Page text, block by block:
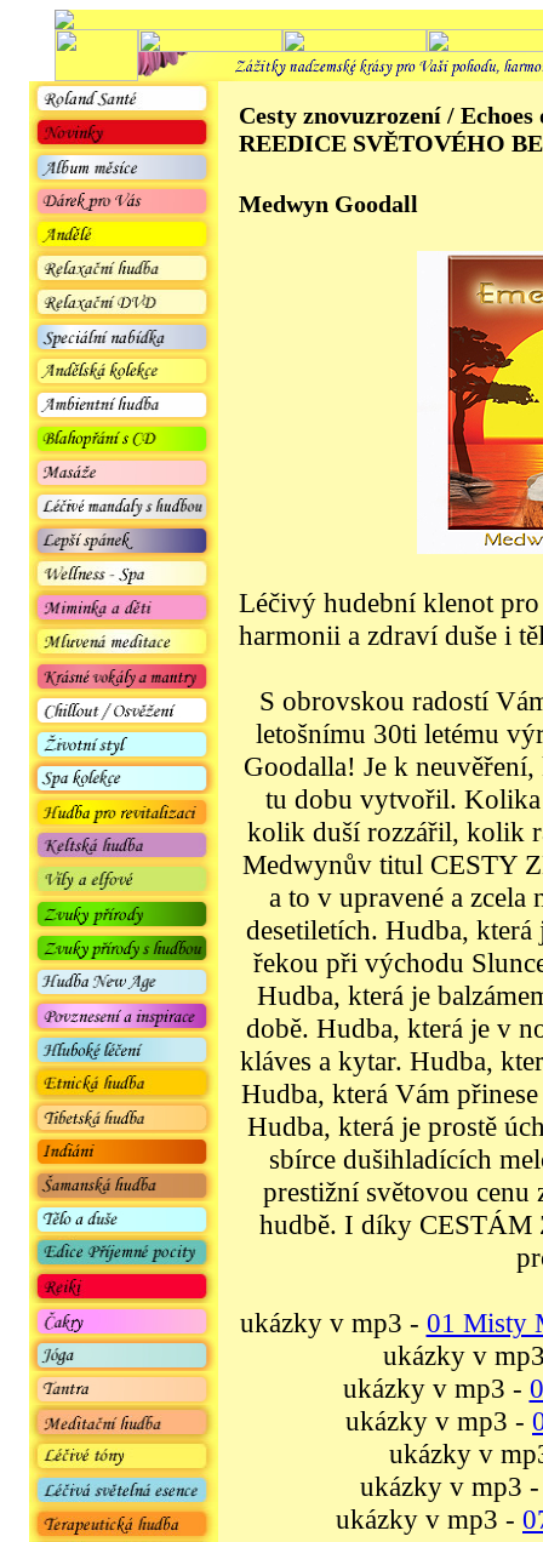
Cesty znovuzrození /
REEDICE SVĚTOVÉHO
Medwyn Goodall
Léčivý hudební klenot
harmonii a zdraví duše i
S obrovskou radostí
letošnímu 30ti letému
Goodalla! Je k
tu dobu vytvořil.
kolik duší rozzářil, kolik
Medwynův titul CESTY
a to v upravené a zcela
desetiletích. Hudba,
řekou při východu
Hudba, která je
době. Hudba, která je v
kláves a kytar. Hudba,
Hudba, která Vám
Hudba, která je prostě
sbírce dušihladících
prestižní světovou
hudbě. I díky
ukázky v mp3 - 01 Misty
ukázky v
ukázky v mp3 -
ukázky v mp3 -
ukázky v
ukázky v mp3
ukázky v mp3 -